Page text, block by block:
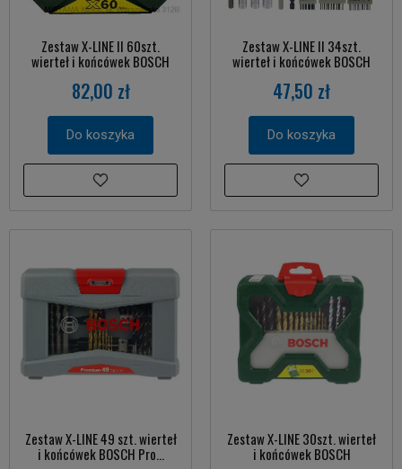
Zestaw X-LINE II 60szt.
wierteł i końcówek BOSCH
82,00 zł
Do koszyka
Zestaw X-LINE II 34szt.
wierteł i końcówek BOSCH
47,50 zł
Do koszyka
Zestaw X-LINE 49 szt. wierteł
i końcówek BOSCH Pro...
Zestaw X-LINE 30szt. wierteł
i końcówek BOSCH